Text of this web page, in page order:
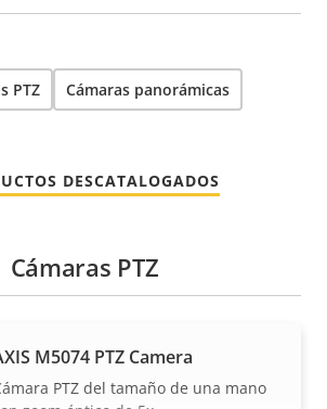
PTZ Cámaras panorámicas
DESCATALOGADOS
Cámaras PTZ
M5074 PTZ Camera
PTZ del tamaño de una mano